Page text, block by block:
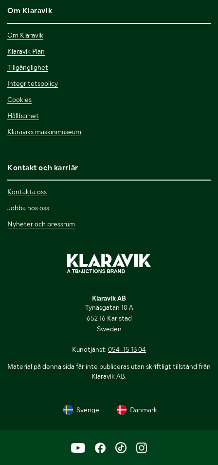
Om Klaravik
Om Klaravik
Klaravik Plan
Tillgänglighet
Integritetspolicy
Cookies
Hållbarhet
Klaraviks maskinmuseum
Kontakt och karriär
Kontakta oss
Jobba hos oss
Nyheter och pressrum
Klaravik AB
Tynäsgatan 10 A
652 16 Karlstad
Sweden
Kundtjänst: 054-15 13 04
Material på denna sida får inte publiceras utan skriftligt tillstånd från
Klaravik AB.
Sverige Danmark